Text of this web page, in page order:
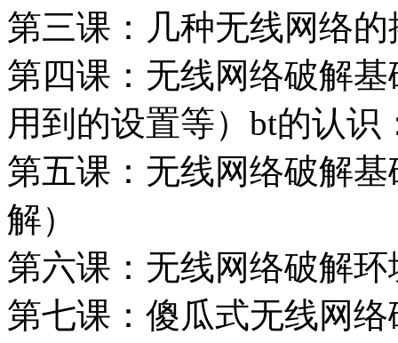
第三课：几种无线网络
第四课：无线网络破解
用到的设置等）bt的认识
第五课：无线网络破解
解）
第六课：无线网络破解
第七课：傻瓜式无线网络